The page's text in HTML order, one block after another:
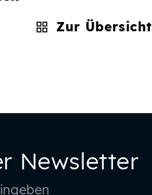
Zur Übersicht
Newsletter